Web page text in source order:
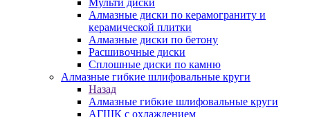
Мульти диски
Алмазные диски по керамограниту и
керамической плитки
Алмазные диски по бетону
Расшивочные диски
Сплошные диски по камню
Алмазные гибкие шлифовальные круги
Назад
Алмазные гибкие шлифовальные круги
АГШК с охлаждением